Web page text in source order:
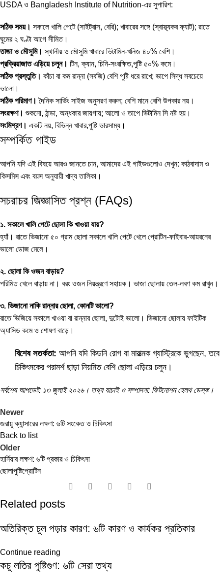
USDA ও Bangladesh Institute of Nutrition-এর সুপারিশ:
সঠিক সময়। সকালে খালি পেটে (সাইট্রাস, বেরি); খাবারের সঙ্গে (স্বাস্থ্যকর ফ্যাট); রাতে
ঘুমের ২ ঘণ্টা আগে সীমিত।
তাজা ও মৌসুমি। স্থানীয় ও মৌসুমি খাবারে ভিটামিন-খনিজ ৪০% বেশি।
প্রক্রিয়াজাত এড়িয়ে চলুন। টিন, ক্যান, চিনি-সংরক্ষিত,পুষ্টি ৫০% কমে।
সঠিক প্রস্তুতি। কাঁচা বা কম রান্না (সবজি) বেশি পুষ্টি ধরে রাখে; ভাপে সিদ্ধ সবচেয়ে
ভালো।
সঠিক পরিমাণ। দৈনিক সার্ভিং সাইজ অনুসরণ করুন; বেশি মানে বেশি উপকার নয়।
সংরক্ষণ। শুকনো, ঠান্ডা, অন্ধকার জায়গায়; আলো ও তাপে ভিটামিন সি নষ্ট হয়।
সংমিশ্রণ। একটি নয়, বিভিন্ন খাবার,পুষ্টি ভারসাম্য।
সম্পর্কিত গাইড
আপনি যদি এই বিষয়ে আরও জানতে চান, আমাদের এই গাইডগুলোও দেখুন: কাঠবাদাম ও
কিসমিসএবং বয়স অনুযায়ী খাদ্য তালিকা ।
সচরাচর জিজ্ঞাসিত প্রশ্ন (FAQs)
১. সকালে খালি পেটে ছোলা কি খাওয়া যায়?
হ্যাঁ। রাতে ভিজানো ৫০ গ্রাম ছোলা সকালে খালি পেটে খেলে প্রোটিন-ফাইবার-আয়রনের
ভালো ডোজ মেলে।
২. ছোলা কি ওজন বাড়ায়?
পরিমিত খেলে বাড়ায় না। বরং ওজন নিয়ন্ত্রণে সহায়ক। ভাজা ছোলায় তেল-লবণ কম রাখুন।
৩. ভিজানো নাকি রান্নার ছোলা, কোনটি ভালো?
রাতে ভিজিয়ে সকালে খাওয়া বা রান্নার ছোলা, দুটোই ভালো। ভিজানো ছোলায় ফাইটিক
অ্যাসিড কমে ও শোষণ বাড়ে।
বিশেষ সতর্কতা: আপনি যদি কিডনি রোগ বা মারাত্মক গ্যাস্ট্রিকে ভুগছেন, তবে
চিকিৎসকের পরামর্শ ছাড়া নিয়মিত বেশি ছোলা এড়িয়ে চলুন।
সর্বশেষ আপডেট: ১৩ জুলাই ২০২৬। তথ্য যাচাই ও সম্পাদনা: ফিটনোশন হেলথ ডেস্ক।
Newer
জরায়ু ক্যান্সারের লক্ষণ: ৬টি সংকেত ও চিকিৎসা
Back to list
Older
হার্নিয়ার লক্ষণ: ৬টি প্রকার ও চিকিৎসা
ছোলাপুষ্টিপ্রোটিন
Related posts
অতিরিক্ত চুল পড়ার কারণ: ৬টি কারণ ও কার্যকর প্রতিকার
Continue reading
কচু লতির পুষ্টিগুণ: ৬টি সেরা তথ্য